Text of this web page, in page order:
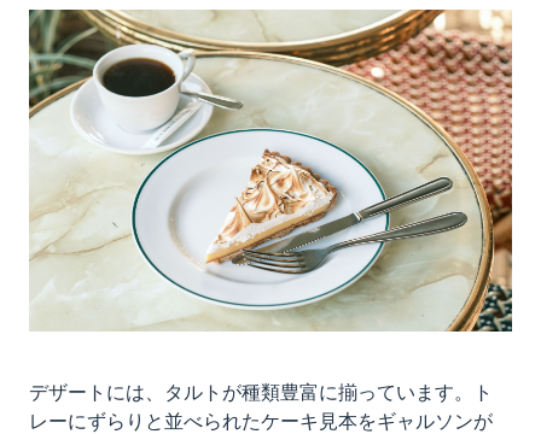
デザートには、タルトが種類豊富に揃っています。ト
レーにずらりと並べられたケーキ見本をギャルソンが